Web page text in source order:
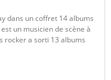
dans un coffret 14 albums
un musicien de scène à
rocker a sorti 13 albums